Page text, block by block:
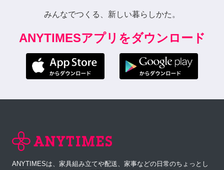
みんなでつくる、新しい暮らしかた。
ANYTIMESアプリをダウンロード
ANYTIMESは、家具組み立てや配送、家事などの日常のちょっとし